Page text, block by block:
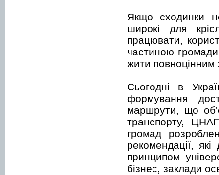
Якщо сходинки
широкі для
працювати,
частиною
жити
Сьогодні в
формування
маршрути, що
транспорту,
громад
рекомендації,
принципом
бізнес, заклади